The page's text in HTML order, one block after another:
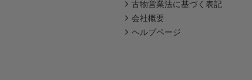
古物営業法に基づく表記
会社概要
ヘルプページ